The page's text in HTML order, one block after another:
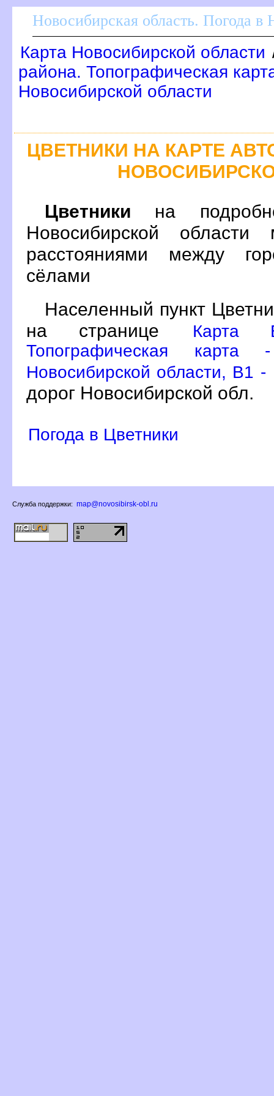
Новосибирская область. Погода в
Карта Новосибирской области
района. Топографическая
Новосибирской области
ЦВЕТНИКИ НА КАРТЕ
Цветники на
Новосибирской
расстояниями между
сёлами
Населенный пункт
на странице
Карта
Топографическая карта
Новосибирской области, B1 -
дорог Новосибирской обл.
Погода в Цветники
Служба поддержки: map@novosibirsk-obl.ru